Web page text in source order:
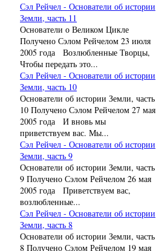
Сэл Рейчел - Основатели об истории
Земли, часть 11
Основатели о Великом Цикле
Получено Сэлом Рейчелом 23 июля
2005 года Возлюбленные Творцы,
Чтобы передать это...
Сэл Рейчел - Основатели об истории
Земли, часть 10
Основатели об истории Земли, часть
10 Получено Сэлом Рейчелом 27 мая
2005 года И вновь мы
приветствуем вас. Мы...
Сэл Рейчел - Основатели об истории
Земли, часть 9
Основатели об истории Земли, часть
9 Получено Сэлом Рейчелом 26 мая
2005 года Приветствуем вас,
возлюбленные...
Сэл Рейчел - Основатели об истории
Земли, часть 8
Основатели об истории Земли, часть
8 Получено Сэлом Рейчелом 19 мая